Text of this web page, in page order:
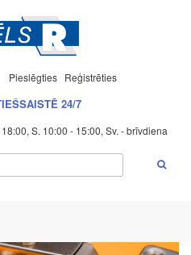
Pieslēgties Reģistrēties
24/7
S. 10:00 - 15:00, Sv. - brīvdiena